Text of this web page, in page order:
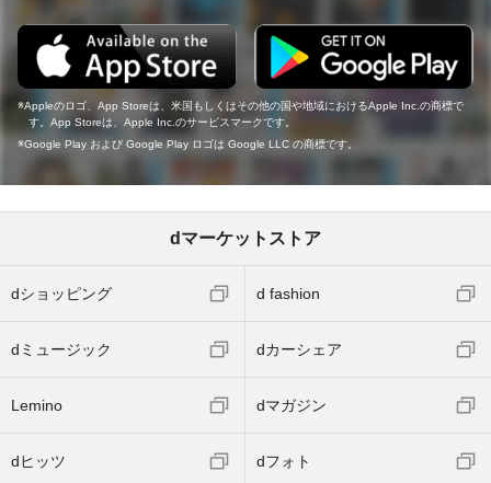
Appleのロゴ、App Storeは、米国もしくはその他の国や地域におけるApple Inc.の商標で
す。App Storeは、Apple Inc.のサービスマークです。
Google Play および Google Play ロゴは Google LLC の商標です。
dマーケットストア
dショッピング d fashion
dミュージック dカーシェア
Lemino dマガジン
dヒッツ dフォト